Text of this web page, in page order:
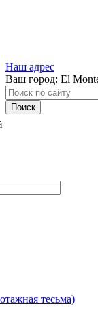
Наш адрес
Ваш город: El
тесьма)